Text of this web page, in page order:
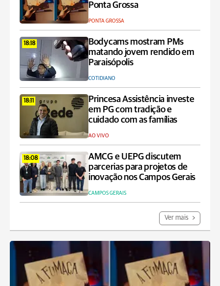
Ponta Grossa
PONTA GROSSA
18:18
Bodycams mostram PMs
matando jovem rendido em
Paraisópolis
COTIDIANO
18:11
Princesa Assistência investe
em PG com tradição e
cuidado com as famílias
AO VIVO
18:08
AMCG e UEPG discutem
parcerias para projetos de
inovação nos Campos Gerais
CAMPOS GERAIS
Ver mais